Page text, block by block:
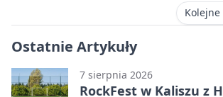
Ostatnie Artykuły
7 sierpnia 2026
RockFest w Kaliszu z